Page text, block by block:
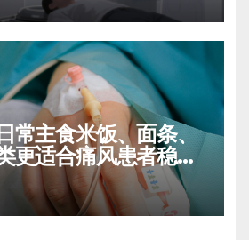
常主食米饭、面条、
更适合痛风患者稳定